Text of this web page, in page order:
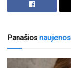
Panašios naujienos